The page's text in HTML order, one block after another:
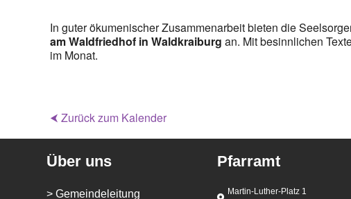
In guter ökumenischer Zusammenarbeit bieten die
am Waldfriedhof in Waldkraiburg an. Mit besinnlichen
im Monat.
⮜ Zurück zum Kalender
Über uns
> Gemeindeleitung
Pfarramt
Martin-Luther-Platz 1